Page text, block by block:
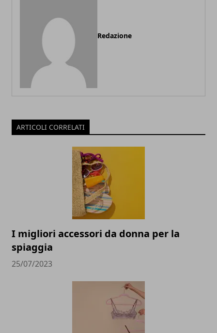
Redazione
ARTICOLI CORRELATI
I migliori accessori da donna per la
spiaggia
25/07/2023